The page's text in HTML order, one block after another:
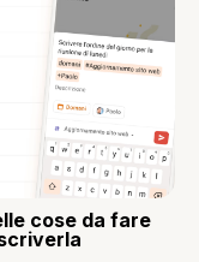
cose da fare